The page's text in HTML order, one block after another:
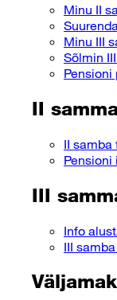
Minu II
Minu III
Sõlmin
Pensioni
II
II samba
III
Info
III